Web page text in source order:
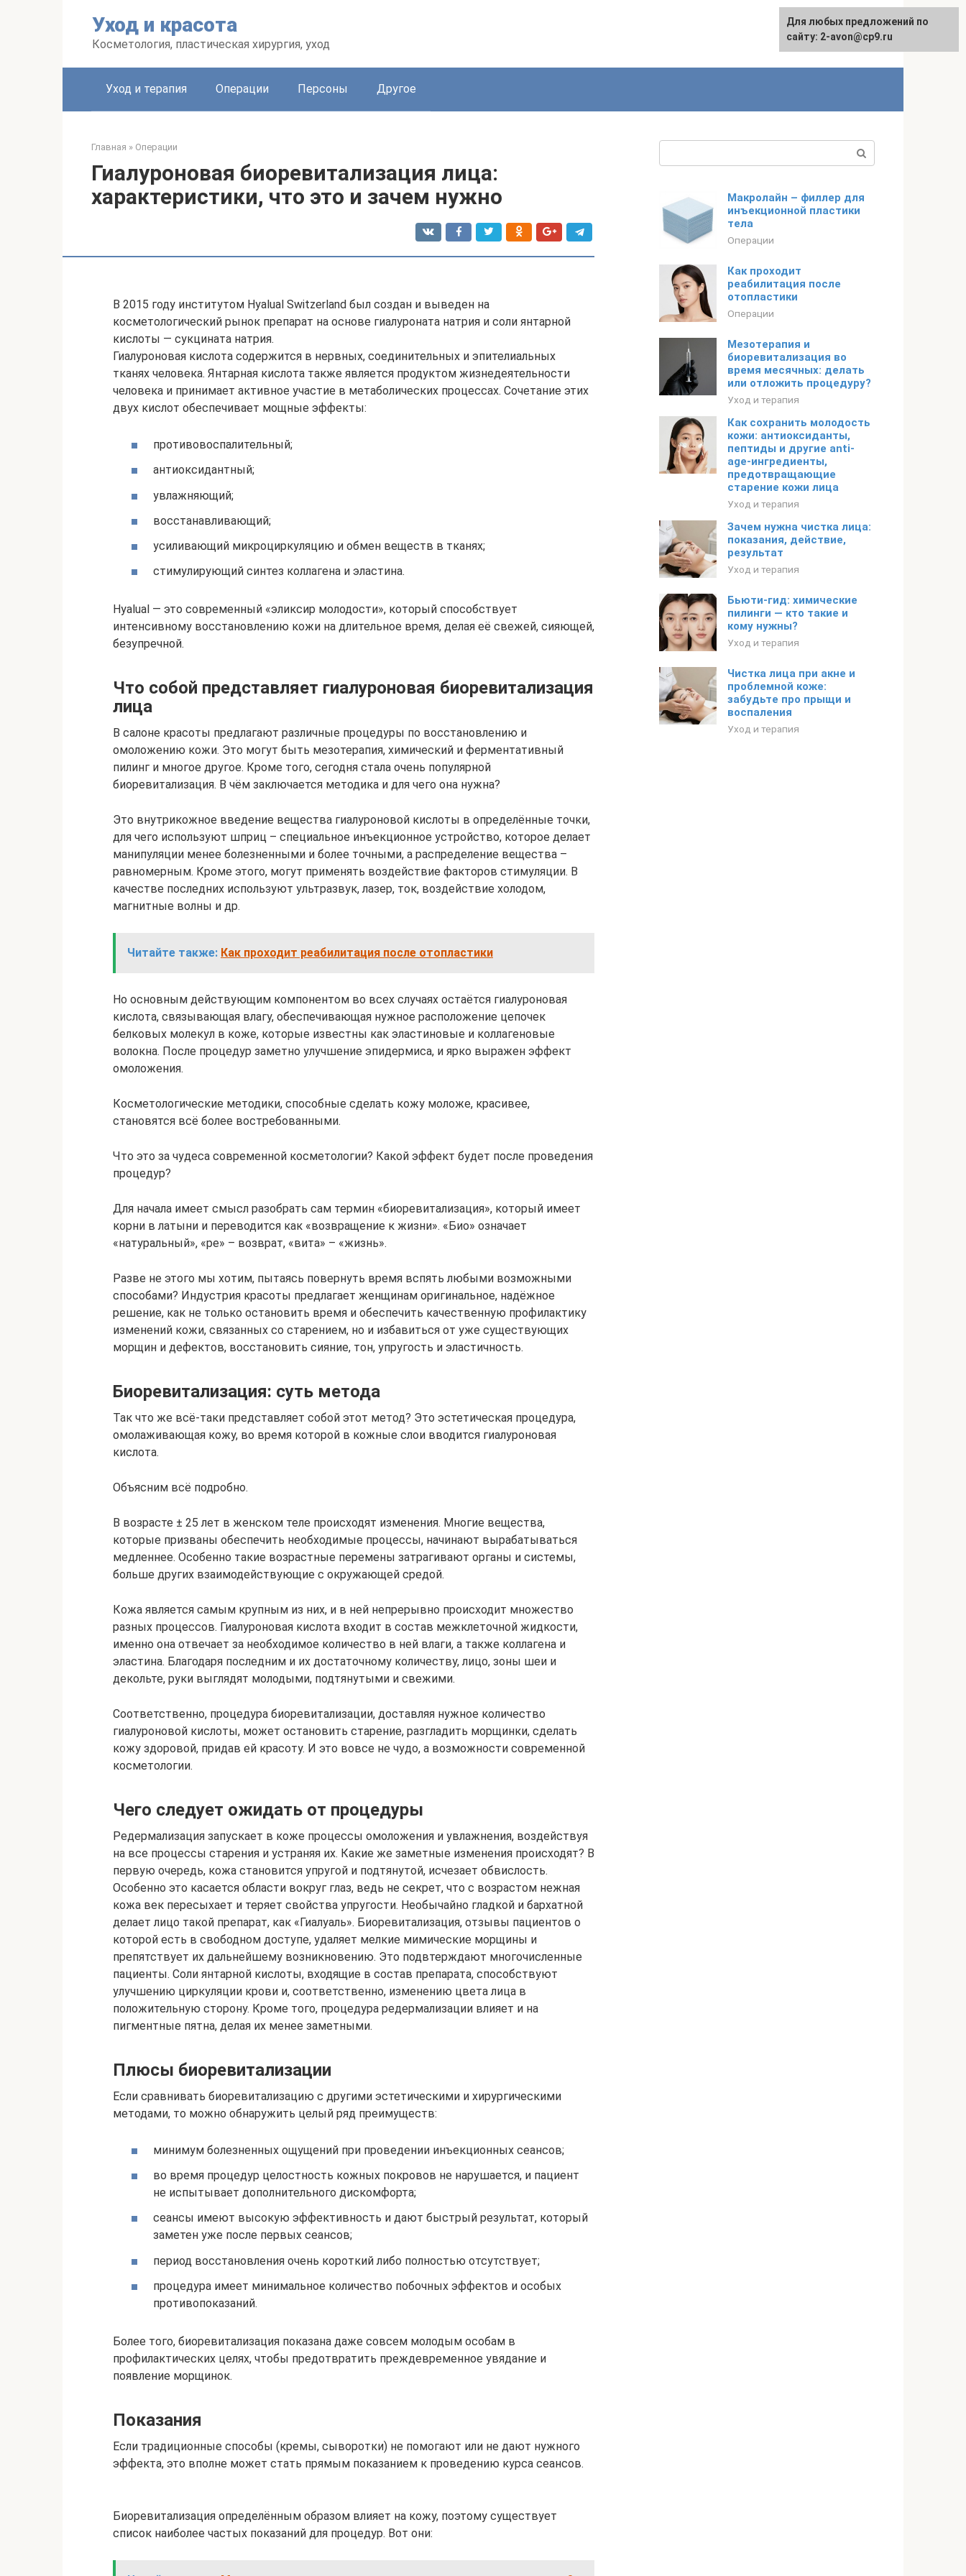
Уход и красота
Косметология, пластическая хирургия, уход
Уход и терапия Операции Персоны Другое
Главная » Операции
Гиалуроновая биоревитализация лица:
характеристики, что это и зачем нужно
В 2015 году институтом Hyalual Switzerland был создан и выведен на
косметологический рынок препарат на основе гиалуроната натрия и соли янтарной
кислоты — сукцината натрия.
Гиалуроновая кислота содержится в нервных, соединительных и эпителиальных
тканях человека. Янтарная кислота также является продуктом жизнедеятельности
человека и принимает активное участие в метаболических процессах. Сочетание этих
двух кислот обеспечивает мощные эффекты:
противовоспалительный;
антиоксидантный;
увлажняющий;
восстанавливающий;
усиливающий микроциркуляцию и обмен веществ в тканях;
стимулирующий синтез коллагена и эластина.
Hyalual — это современный «эликсир молодости», который способствует
интенсивному восстановлению кожи на длительное время, делая её свежей, сияющей,
безупречной.
Что собой представляет гиалуроновая биоревитализация
лица
В салоне красоты предлагают различные процедуры по восстановлению и
омоложению кожи. Это могут быть мезотерапия, химический и ферментативный
пилинг и многое другое. Кроме того, сегодня стала очень популярной
биоревитализация. В чём заключается методика и для чего она нужна?
Это внутрикожное введение вещества гиалуроновой кислоты в определённые точки,
для чего используют шприц – специальное инъекционное устройство, которое делает
манипуляции менее болезненными и более точными, а распределение вещества –
равномерным. Кроме этого, могут применять воздействие факторов стимуляции. В
качестве последних используют ультразвук, лазер, ток, воздействие холодом,
магнитные волны и др.
Читайте также: Как проходит реабилитация после отопластики
Но основным действующим компонентом во всех случаях остаётся гиалуроновая
кислота, связывающая влагу, обеспечивающая нужное расположение цепочек
белковых молекул в коже, которые известны как эластиновые и коллагеновые
волокна. После процедур заметно улучшение эпидермиса, и ярко выражен эффект
омоложения.
Косметологические методики, способные сделать кожу моложе, красивее,
становятся всё более востребованными.
Что это за чудеса современной косметологии? Какой эффект будет после проведения
процедур?
Для начала имеет смысл разобрать сам термин «биоревитализация», который имеет
корни в латыни и переводится как «возвращение к жизни». «Био» означает
«натуральный», «ре» – возврат, «вита» – «жизнь».
Разве не этого мы хотим, пытаясь повернуть время вспять любыми возможными
способами? Индустрия красоты предлагает женщинам оригинальное, надёжное
решение, как не только остановить время и обеспечить качественную профилактику
изменений кожи, связанных со старением, но и избавиться от уже существующих
морщин и дефектов, восстановить сияние, тон, упругость и эластичность.
Биоревитализация: суть метода
Так что же всё-таки представляет собой этот метод? Это эстетическая процедура,
омолаживающая кожу, во время которой в кожные слои вводится гиалуроновая
кислота.
Объясним всё подробно.
В возрасте ± 25 лет в женском теле происходят изменения. Многие вещества,
которые призваны обеспечить необходимые процессы, начинают вырабатываться
медленнее. Особенно такие возрастные перемены затрагивают органы и системы,
больше других взаимодействующие с окружающей средой.
Кожа является самым крупным из них, и в ней непрерывно происходит множество
разных процессов. Гиалуроновая кислота входит в состав межклеточной жидкости,
именно она отвечает за необходимое количество в ней влаги, а также коллагена и
эластина. Благодаря последним и их достаточному количеству, лицо, зоны шеи и
декольте, руки выглядят молодыми, подтянутыми и свежими.
Соответственно, процедура биоревитализации, доставляя нужное количество
гиалуроновой кислоты, может остановить старение, разгладить морщинки, сделать
кожу здоровой, придав ей красоту. И это вовсе не чудо, а возможности современной
косметологии.
Чего следует ожидать от процедуры
Редермализация запускает в коже процессы омоложения и увлажнения, воздействуя
на все процессы старения и устраняя их. Какие же заметные изменения происходят? В
первую очередь, кожа становится упругой и подтянутой, исчезает обвислость.
Особенно это касается области вокруг глаз, ведь не секрет, что с возрастом нежная
кожа век пересыхает и теряет свойства упругости. Необычайно гладкой и бархатной
делает лицо такой препарат, как «Гиалуаль». Биоревитализация, отзывы пациентов о
которой есть в свободном доступе, удаляет мелкие мимические морщины и
препятствует их дальнейшему возникновению. Это подвтерждают многочисленные
пациенты. Соли янтарной кислоты, входящие в состав препарата, способствуют
улучшению циркуляции крови и, соответственно, изменению цвета лица в
положительную сторону. Кроме того, процедура редермализации влияет и на
пигментные пятна, делая их менее заметными.
Плюсы биоревитализации
Если сравнивать биоревитализацию с другими эстетическими и хирургическими
методами, то можно обнаружить целый ряд преимуществ:
минимум болезненных ощущений при проведении инъекционных сеансов;
во время процедур целостность кожных покровов не нарушается, и пациент
не испытывает дополнительного дискомфорта;
сеансы имеют высокую эффективность и дают быстрый результат, который
заметен уже после первых сеансов;
период восстановления очень короткий либо полностью отсутствует;
процедура имеет минимальное количество побочных эффектов и особых
противопоказаний.
Более того, биоревитализация показана даже совсем молодым особам в
профилактических целях, чтобы предотвратить преждевременное увядание и
появление морщинок.
Показания
Если традиционные способы (кремы, сыворотки) не помогают или не дают нужного
эффекта, это вполне может стать прямым показанием к проведению курса сеансов.
Биоревитализация определённым образом влияет на кожу, поэтому существует
список наиболее частых показаний для процедур. Вот они:
Макролайн – филлер для
инъекционной пластики
тела
Операции
Как проходит
реабилитация после
отопластики
Операции
Мезотерапия и
биоревитализация во
время месячных: делать
или отложить процедуру?
Уход и терапия
Как сохранить молодость
кожи: антиоксиданты,
пептиды и другие anti-
age-ингредиенты,
предотвращающие
старение кожи лица
Уход и терапия
Зачем нужна чистка лица:
показания, действие,
результат
Уход и терапия
Бьюти-гид: химические
пилинги — кто такие и
кому нужны?
Уход и терапия
Чистка лица при акне и
проблемной коже:
забудьте про прыщи и
воспаления
Уход и терапия
Для любых предложений по
сайту: 2-avon@cp9.ru